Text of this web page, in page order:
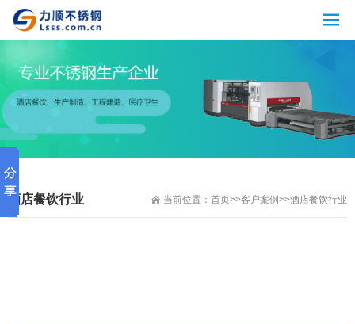
当前位置： 首页>>客户案例>>酒店餐饮行业
酒店餐饮行业